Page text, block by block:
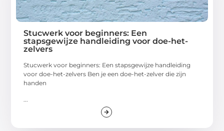
Stucwerk voor beginners: Een
stapsgewijze handleiding voor doe-het-
zelvers
Stucwerk voor beginners: Een stapsgewijze handleiding
voor doe-het-zelvers Ben je een doe-het-zelver die zijn
handen